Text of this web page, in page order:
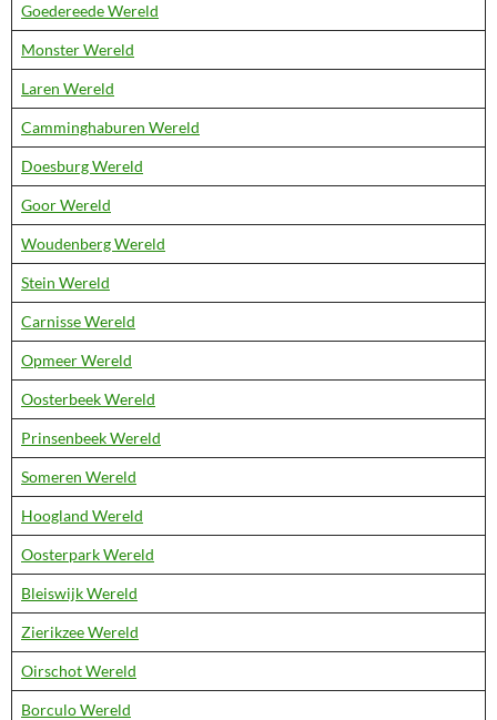
Goedereede Wereld
Monster Wereld
Laren Wereld
Camminghaburen Wereld
Doesburg Wereld
Goor Wereld
Woudenberg Wereld
Stein Wereld
Carnisse Wereld
Opmeer Wereld
Oosterbeek Wereld
Prinsenbeek Wereld
Someren Wereld
Hoogland Wereld
Oosterpark Wereld
Bleiswijk Wereld
Zierikzee Wereld
Oirschot Wereld
Borculo Wereld